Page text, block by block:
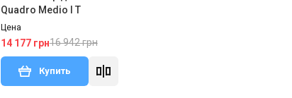
Quadro Medio I T
Цена
14 177 грн16 942 грн
Купить